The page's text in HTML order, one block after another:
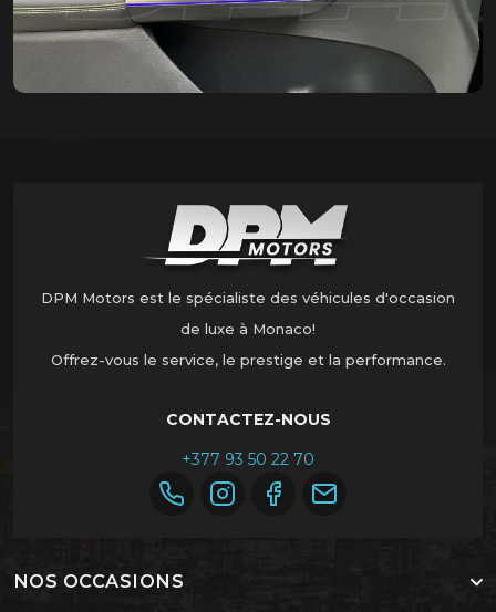
DPM Motors est le spécialiste des véhicules d'occasion
de luxe à Monaco!
Offrez-vous le service, le prestige et la performance.
CONTACTEZ-NOUS
+377 93 50 22 70
NOS OCCASIONS